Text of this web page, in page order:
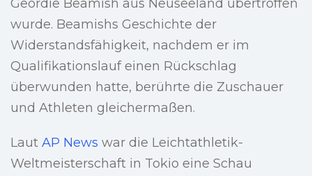
Geordie Beamish aus Neuseeland übertroffen
wurde. Beamishs Geschichte der
Widerstandsfähigkeit, nachdem er im
Qualifikationslauf einen Rückschlag
überwunden hatte, berührte die Zuschauer
und Athleten gleichermaßen.
Laut AP News war die Leichtathletik-
Weltmeisterschaft in Tokio eine Schau